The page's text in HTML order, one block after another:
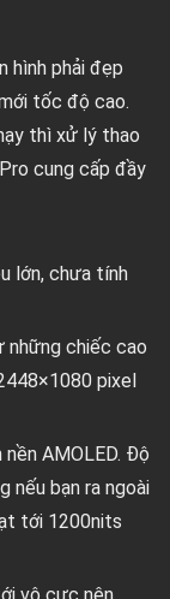
hình phải đẹp
tốc độ cao.
thì xử lý thao
cung cấp đầy
lớn, chưa tính
những chiếc cao
pixel
AMOLED. Độ
nếu bạn ra ngoài
tới 1200nits